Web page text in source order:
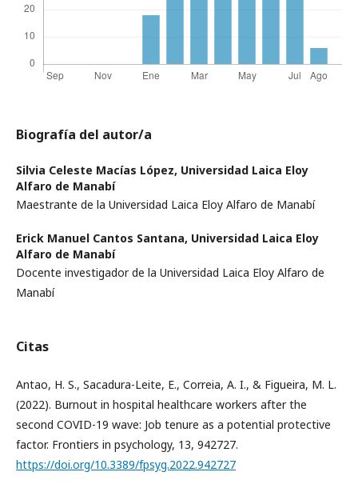
Biografía del autor/a
Silvia Celeste Macías López, Universidad Laica Eloy
Alfaro de Manabí
Maestrante de la Universidad Laica Eloy Alfaro de Manabí
Erick Manuel Cantos Santana, Universidad Laica Eloy
Alfaro de Manabí
Docente investigador de la Universidad Laica Eloy Alfaro de
Manabí
Citas
Antao, H. S., Sacadura-Leite, E., Correia, A. I., & Figueira, M. L.
(2022). Burnout in hospital healthcare workers after the
second COVID-19 wave: Job tenure as a potential protective
factor. Frontiers in psychology, 13, 942727.
https://doi.org/10.3389/fpsyg.2022.942727